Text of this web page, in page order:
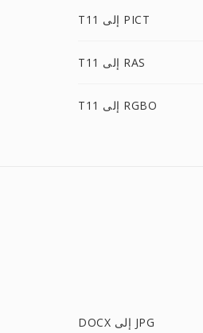
T11 إلى PICT
T11 إلى RAS
T11 إلى RGBO
DOCX إلى JPG